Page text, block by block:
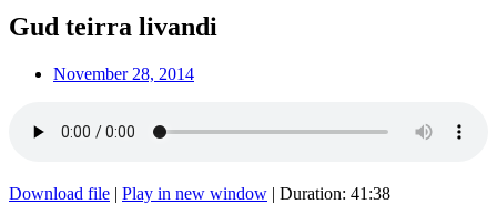
Gud teirra livandi
November 28, 2014
Download file | Play in new window | Duration: 41:38